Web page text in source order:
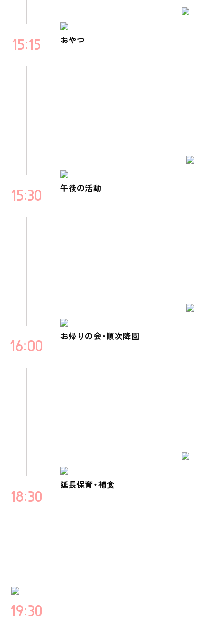
15 15
15 30
16 00
18 30
19 30
おやつ
午後の活動
お帰りの会・順次降園
延長保育・補食